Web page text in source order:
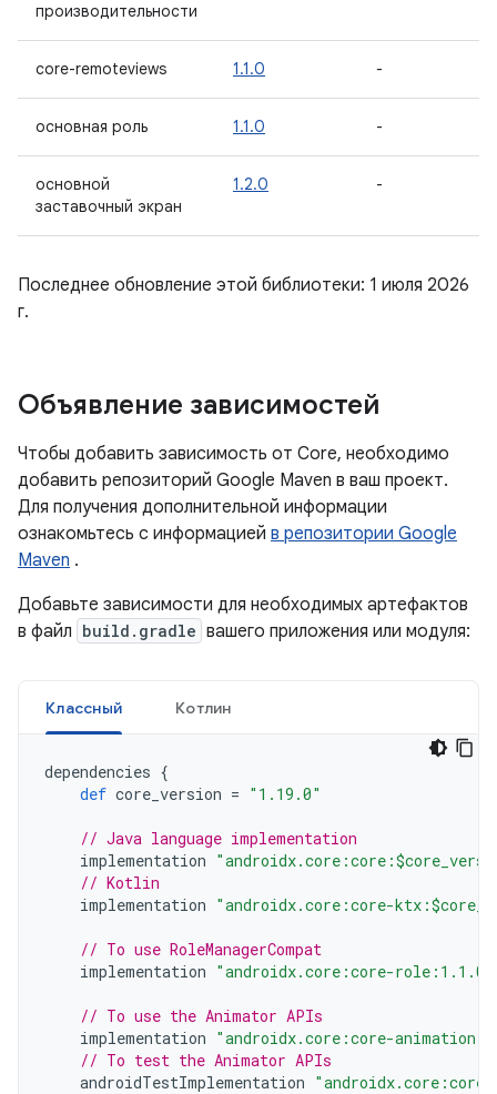
производительности
core-remoteviews 1.1.0 -
основная роль 1.1.0 -
основной
заставочный экран
1.2.0 -
Последнее обновление этой библиотеки: 1 июля 2026
г.
Объявление зависимостей
Чтобы добавить зависимость от Core, необходимо
добавить репозиторий Google Maven в ваш проект.
Для получения дополнительной информации
ознакомьтесь с информацией в репозитории Google
Maven .
Добавьте зависимости для необходимых артефактов
в файл build.gradle вашего приложения или модуля:
Классный Котлин
dependencies {
def core_version = "1.19.0"
// Java language implementation
implementation
// Kotlin
implementation "androidx.core:core-
// To use RoleManagerCompat
implementation "androidx.core:core-role:1.1.0"
// To use the Animator APIs
implementation "androidx.core:core-
// To test the Animator APIs
androidTestImplementation